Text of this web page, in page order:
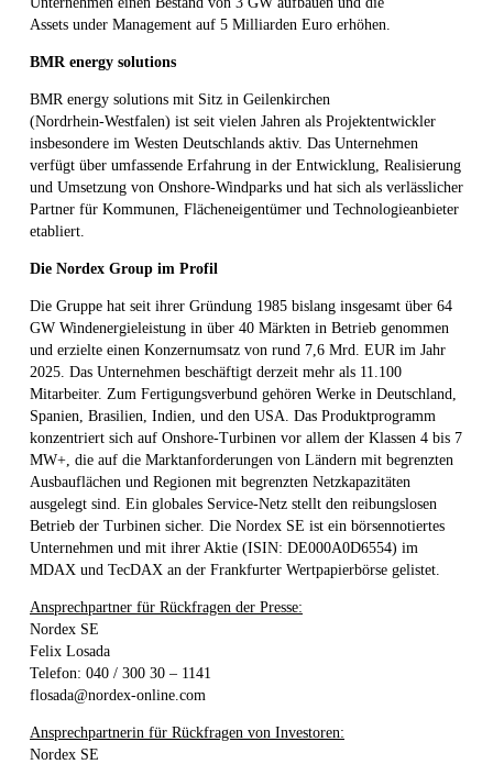
Assets under Management auf 5 Milliarden Euro erhöhen.
BMR energy solutions
BMR energy solutions mit Sitz in Geilenkirchen
(Nordrhein‑Westfalen) ist seit vielen Jahren als Projektentwickler
insbesondere im Westen Deutschlands aktiv. Das Unternehmen
verfügt über umfassende Erfahrung in der Entwicklung, Realisierung
und Umsetzung von Onshore‑Windparks und hat sich als verlässlicher
Partner für Kommunen, Flächeneigentümer und Technologieanbieter
etabliert.
Die Nordex Group im Profil
Die Gruppe hat seit ihrer Gründung 1985 bislang insgesamt über 64
GW Windenergieleistung in über 40 Märkten in Betrieb genommen
und erzielte einen Konzernumsatz von rund 7,6 Mrd. EUR im Jahr
2025. Das Unternehmen beschäftigt derzeit mehr als 11.100
Mitarbeiter. Zum Fertigungsverbund gehören Werke in Deutschland,
Spanien, Brasilien, Indien, und den USA. Das Produktprogramm
konzentriert sich auf Onshore-Turbinen vor allem der Klassen 4 bis 7
MW+, die auf die Marktanforderungen von Ländern mit begrenzten
Ausbauflächen und Regionen mit begrenzten Netzkapazitäten
ausgelegt sind. Ein globales Service-Netz stellt den reibungslosen
Betrieb der Turbinen sicher. Die Nordex SE ist ein börsennotiertes
Unternehmen und mit ihrer Aktie (ISIN: DE000A0D6554) im
MDAX und TecDAX an der Frankfurter Wertpapierbörse gelistet.
Ansprechpartner für Rückfragen der Presse:
Nordex SE
Felix Losada
Telefon: 040 / 300 30 – 1141
flosada@nordex-online.com
Ansprechpartnerin für Rückfragen von Investoren:
Nordex SE